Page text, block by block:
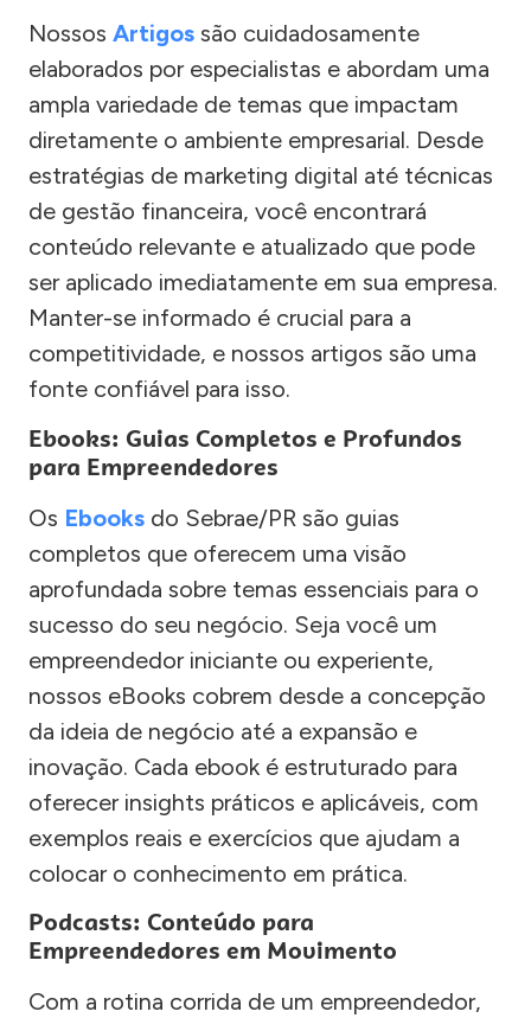
Nossos Artigos são cuidadosamente
elaborados por especialistas e abordam uma
ampla variedade de temas que impactam
diretamente o ambiente empresarial. Desde
estratégias de marketing digital até técnicas
de gestão financeira, você encontrará
conteúdo relevante e atualizado que pode
ser aplicado imediatamente em sua empresa.
Manter-se informado é crucial para a
competitividade, e nossos artigos são uma
fonte confiável para isso.
Ebooks: Guias Completos e Profundos
para Empreendedores
Os Ebooks do Sebrae/PR são guias
completos que oferecem uma visão
aprofundada sobre temas essenciais para o
sucesso do seu negócio. Seja você um
empreendedor iniciante ou experiente,
nossos eBooks cobrem desde a concepção
da ideia de negócio até a expansão e
inovação. Cada ebook é estruturado para
oferecer insights práticos e aplicáveis, com
exemplos reais e exercícios que ajudam a
colocar o conhecimento em prática.
Podcasts: Conteúdo para
Empreendedores em Movimento
Com a rotina corrida de um empreendedor,